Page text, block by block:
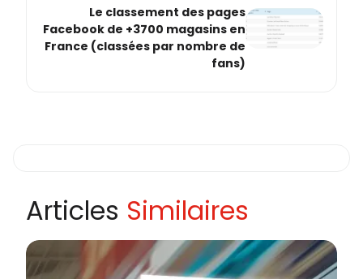
Le classement des pages
Facebook de +3700 magasins en
France (classées par nombre de
fans)
Articles Similaires